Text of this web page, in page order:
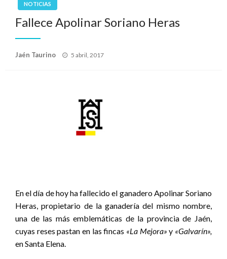
NOTICIAS
Fallece Apolinar Soriano Heras
Jaén Taurino
Publicado
5 abril, 2017
En el día de hoy ha fallecido el ganadero Apolinar Soriano
Heras, propietario de la ganadería del mismo nombre,
una de las más emblemáticas de la provincia de Jaén,
cuyas reses pastan en las fincas «La Mejora» y «Galvarín»,
en Santa Elena.